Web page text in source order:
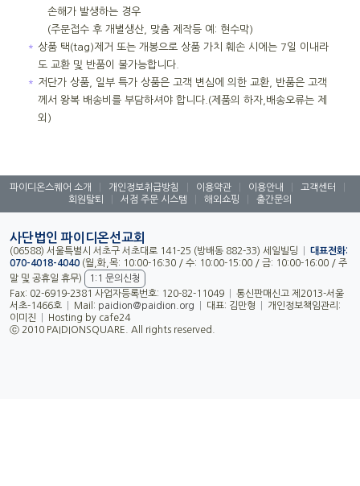
손해가 발생하는 경우
(주문접수 후 개별생산, 맞춤 제작등 예: 현수막)
＊ 상품 택(tag)제거 또는 개봉으로 상품 가치 훼손 시에는 7일 이내라
도 교환 및 반품이 불가능합니다.
＊ 저단가 상품, 일부 특가 상품은 고객 변심에 의한 교환, 반품은 고객
께서 왕복 배송비를 부담하셔야 합니다.(제품의 하자,배송오류는 제
외)
파이디온스퀘어 소개 개인정보취급방침 이용약관 이용안내 고객센터
회원탈퇴
서점 주문 시스템 해외쇼핑 출간문의
사단법인 파이디온선교회
(06588) 서울특별시 서초구 서초대로 141-25 (방배동 882-33) 세일빌딩
대표전화:
070-4018-4040 (월,화,목: 10:00-16:30 / 수: 10:00-15:00 / 금: 10:00-16:00 / 주
말 및 공휴일 휴무)
1:1 문의신청
Fax: 02-6919-2381 사업자등록번호: 120-82-11049
통신판매신고 제2013-서울
서초-1466호
Mail: paidion@paidion.org 대표: 김만형
개인정보책임관리:
이미진
Hosting by cafe24
ⓒ 2010 PAIDIONSQUARE. All rights reserved.